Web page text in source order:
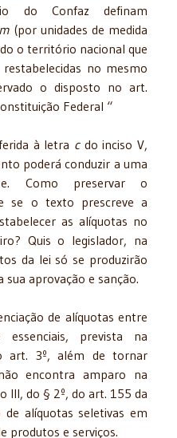
do Confaz definam
(por unidades de medida
o território nacional que
no mesmo
o disposto no art.
Federal “
à letra c do inciso V,
poderá conduzir a uma
Como preservar o
se o texto prescreve a
as alíquotas no
Quis o legislador, na
da lei só se produzirão
sua aprovação e sanção.
de alíquotas entre
essenciais, prevista na
art. 3º, além de tornar
encontra amparo na
III, do § 2º, do art. 155 da
alíquotas seletivas em
produtos e serviços.